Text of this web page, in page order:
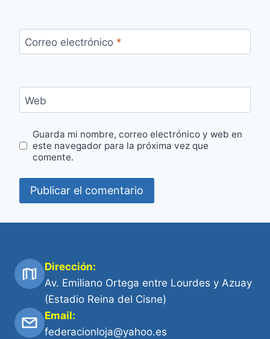
Correo electrónico *
Web
Guarda mi nombre, correo electrónico y web en
este navegador para la próxima vez que
comente.
Dirección:
Av. Emiliano Ortega entre Lourdes y Azuay
(Estadio Reina del Cisne)
Email:
federacionloja@yahoo.es